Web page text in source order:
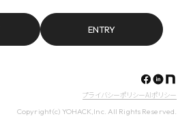
ENTRY
プライバシーポリシーAIポリシー
Copyright (c) YOHACK,Inc. All Rights Reserved.